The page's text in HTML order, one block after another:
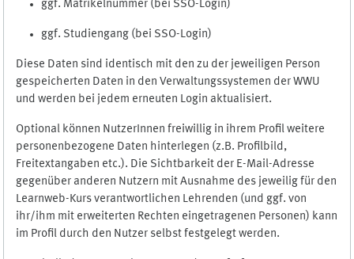
ggf. Matrikelnummer (bei SSO-Login)
ggf. Studiengang (bei SSO-Login)
Diese Daten sind identisch mit den zu der jeweiligen Person
gespeicherten Daten in den Verwaltungssystemen der WWU
und werden bei jedem erneuten Login aktualisiert.
Optional können NutzerInnen freiwillig in ihrem Profil weitere
personenbezogene Daten hinterlegen (z.B. Profilbild,
Freitextangaben etc.). Die Sichtbarkeit der E-Mail-Adresse
gegenüber anderen Nutzern mit Ausnahme des jeweilig für den
Learnweb-Kurs verantwortlichen Lehrenden (und ggf. von
ihr/ihm mit erweiterten Rechten eingetragenen Personen) kann
im Profil durch den Nutzer selbst festgelegt werden.